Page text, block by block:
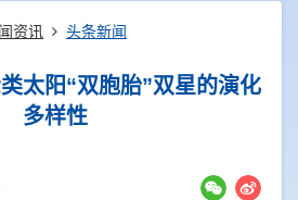
资讯 头条新闻
太阳“双胞胎”双星的演化
多样性